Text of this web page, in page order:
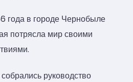
года в городе Чернобыле
потрясла мир своими
руководство